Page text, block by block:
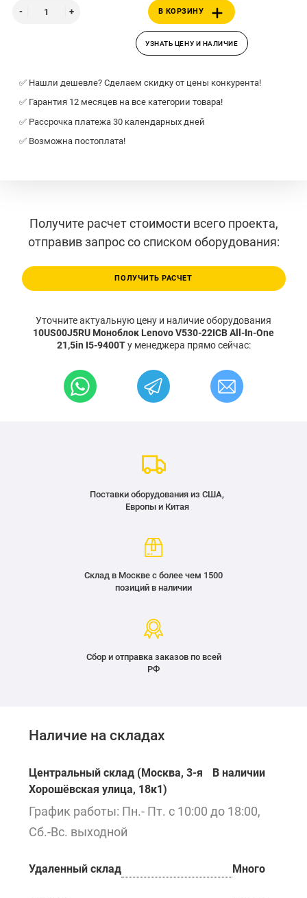
В КОРЗИНУ
УЗНАТЬ ЦЕНУ И НАЛИЧИЕ
✅ Нашли дешевле? Сделаем скидку от цены конкурента!
✅ Гарантия 12 месяцев на все категории товара!
✅ Рассрочка платежа 30 календарных дней
✅ Возможна постоплата!
Получите расчет стоимости всего проекта,
отправив запрос со списком оборудования:
ПОЛУЧИТЬ РАСЧЕТ
Уточните актуальную цену и наличие оборудования
10US00J5RU Моноблок Lenovo V530-22ICB All-In-One
21,5in I5-9400Tу менеджера прямо сейчас:
Поставки оборудования из США,
Европы и Китая
Склад в Москве с более чем 1500
позиций в наличии
Сбор и отправка заказов по всей
РФ
Наличие на складах
Центральный склад (Москва, 3-я
Хорошёвская улица, 18к1)
В наличии
График работы: Пн.- Пт. с 10:00 до 18:00,
Сб.-Вс. выходной
Удаленный склад Много